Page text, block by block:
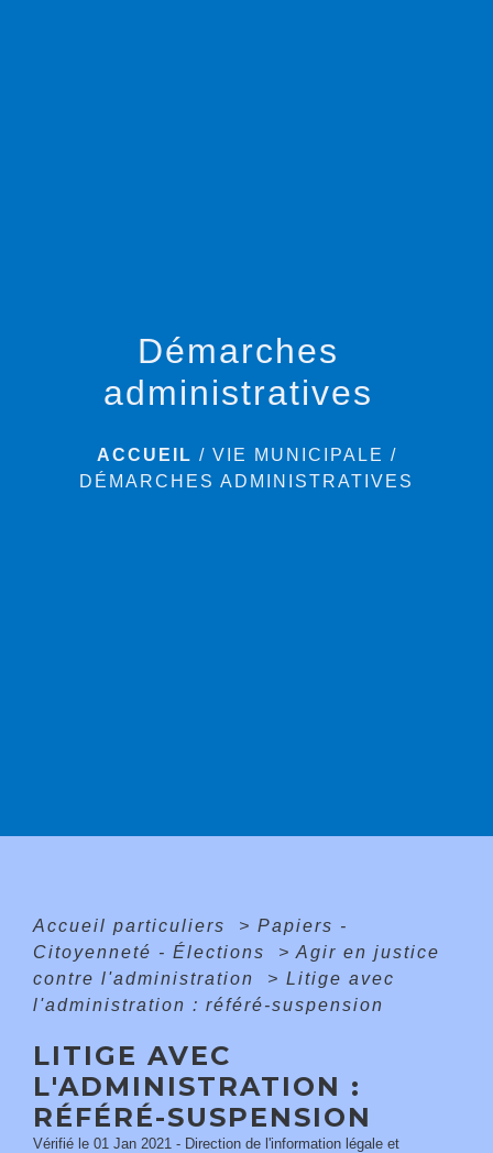
Démarches
administratives
ACCUEIL / VIE MUNICIPALE /
DÉMARCHES ADMINISTRATIVES
Accueil particuliers > Papiers -
Citoyenneté - Élections
> Agir en justice
contre l'administration
> Litige avec
l'administration : référé-suspension
LITIGE AVEC
L'ADMINISTRATION :
RÉFÉRÉ-SUSPENSION
Vérifié le 01 Jan 2021 - Direction de l'information légale et